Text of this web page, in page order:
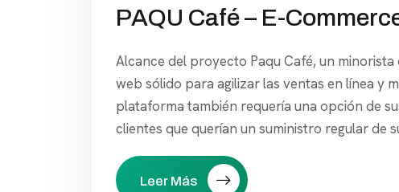
PAQU Café – E-
Alcance del proyecto Paqu Café, un
web sólido para agilizar las ventas en línea y
plataforma también requería una opción de
clientes que querían un suministro regular de
Leer Más